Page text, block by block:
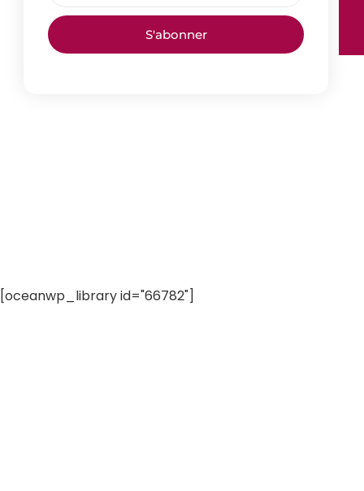
S'abonner
[oceanwp_library id="66782"]